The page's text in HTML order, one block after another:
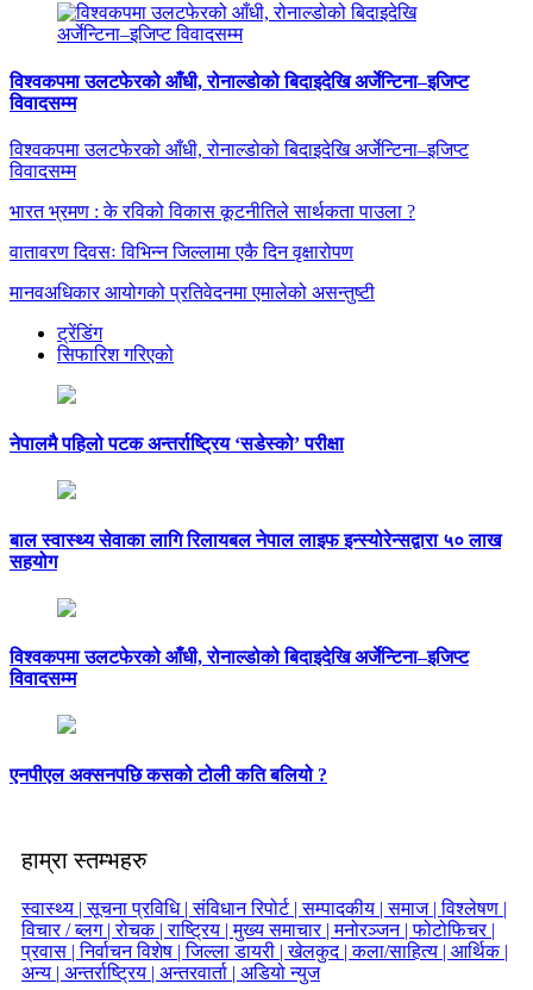
विश्वकपमा उलटफेरको आँधी, रोनाल्डोको बिदाइदेखि अर्जेन्टिना–इजिप्ट
विवादसम्म
विश्वकपमा उलटफेरको आँधी, रोनाल्डोको बिदाइदेखि अर्जेन्टिना–इजिप्ट
विवादसम्म
भारत भ्रमण : के रविको विकास कूटनीतिले सार्थकता पाउला ?
वातावरण दिवसः विभिन्न जिल्लामा एकै दिन वृक्षारोपण
मानवअधिकार आयोगको प्रतिवेदनमा एमालेको असन्तुष्टी
ट्रेंडिंग
सिफारिश गरिएको
नेपालमै पहिलो पटक अन्तर्राष्ट्रिय ‘सडेस्को’ परीक्षा
बाल स्वास्थ्य सेवाका लागि रिलायबल नेपाल लाइफ इन्स्योरेन्सद्वारा ५० लाख
सहयोग
विश्वकपमा उलटफेरको आँधी, रोनाल्डोको बिदाइदेखि अर्जेन्टिना–इजिप्ट
विवादसम्म
एनपीएल अक्सनपछि कसको टोली कति बलियो ?
हाम्रा स्तम्भहरु
स्वास्थ्य |सूचना प्रविधि |संविधान रिपोर्ट |सम्पादकीय |समाज |विश्लेषण |
विचार / ब्लग |रोचक |राष्ट्रिय |मुख्य समाचार |मनोरञ्जन |फोटोफिचर |
प्रवास |निर्वाचन विशेष |जिल्ला डायरी |खेलकुद |कला/साहित्य | आर्थिक |
अन्य | अन्तर्राष्ट्रिय | अन्तरवार्ता | अडियो न्युज